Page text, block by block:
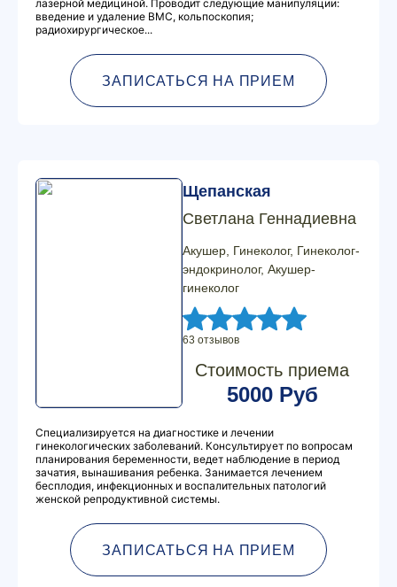
лазерной медициной. Проводит следующие манипуляции:
введение и удаление ВМС, кольпоскопия;
радиохирургическое...
ЗАПИСАТЬСЯ НА ПРИЕМ
Щепанская
Светлана Геннадиевна
Акушер, Гинеколог, Гинеколог-
эндокринолог, Акушер-
гинеколог
63 отзывов
Стоимость приема
5000 Руб
Специализируется на диагностике и лечении
гинекологических заболеваний. Консультирует по вопросам
планирования беременности, ведет наблюдение в период
зачатия, вынашивания ребенка. Занимается лечением
бесплодия, инфекционных и воспалительных патологий
женской репродуктивной системы.
ЗАПИСАТЬСЯ НА ПРИЕМ